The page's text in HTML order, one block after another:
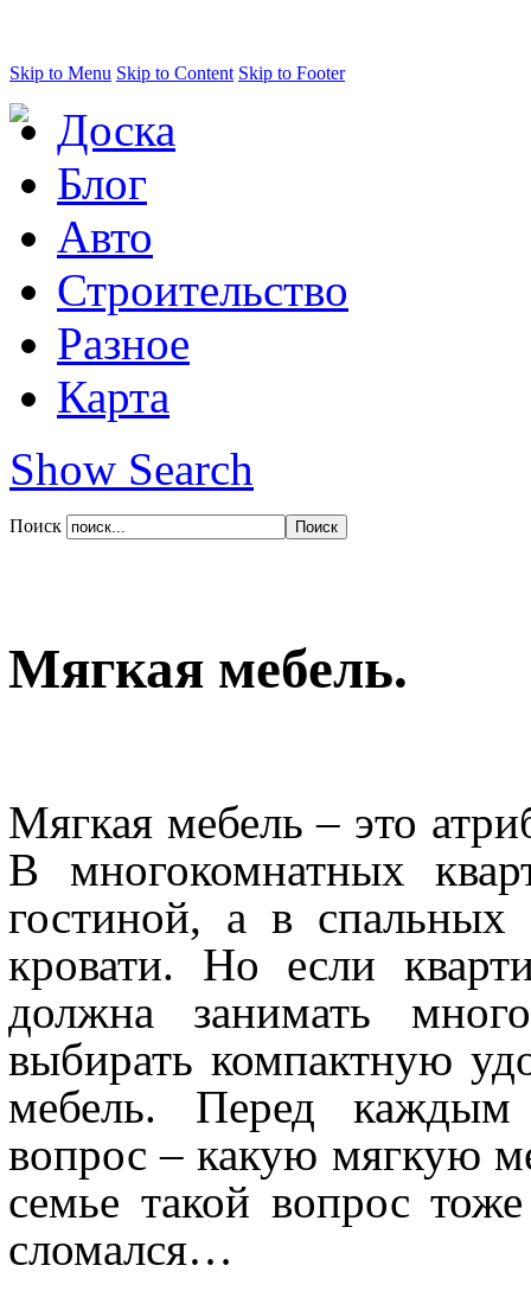
Skip to Menu Skip to Content Skip to Footer
Доска
Блог
Авто
Строительство
Разное
Карта
Show Search
Поиск
Мягкая мебель.
Мягкая мебель – это
В многокомнатных
гостиной, а в спальных
кровати. Но если
должна занимать
выбирать компактную
мебель. Перед каждым
вопрос – какую мягкую
семье такой вопрос
сломался…